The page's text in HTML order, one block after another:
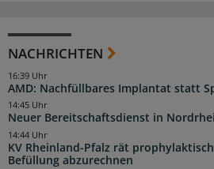
NACHRICHTEN
AMD: Nachfüllbares Implantat statt
16:39 Uhr
Neuer Bereitschaftsdienst in
14:45 Uhr
KV Rheinland-Pfalz rät
Befüllung abzurechnen
14:44 Uhr